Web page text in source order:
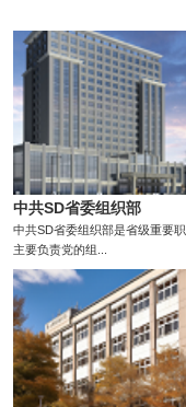
中共SD省委组织部
中共SD省委组织部是省级重要职
主要负责党的组...